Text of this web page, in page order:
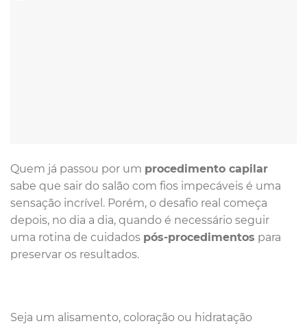
Quem já passou por um procedimento capilar
sabe que sair do salão com fios impecáveis é uma
sensação incrível. Porém, o desafio real começa
depois, no dia a dia, quando é necessário seguir
uma rotina de cuidados pós-procedimentos para
preservar os resultados.
Seja um alisamento, coloração ou hidratação